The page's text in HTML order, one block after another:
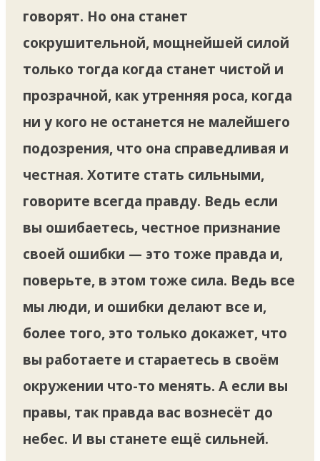
говорят. Но она станет
сокрушительной, мощнейшей силой
только тогда когда станет чистой и
прозрачной, как утренняя роса, когда
ни у кого не останется не малейшего
подозрения, что она справедливая и
честная. Хотите стать сильными,
говорите всегда правду. Ведь если
вы ошибаетесь, честное признание
своей ошибки — это тоже правда и,
поверьте, в этом тоже сила. Ведь все
мы люди, и ошибки делают все и,
более того, это только докажет, что
вы работаете и стараетесь в своём
окружении что-то менять. А если вы
правы, так правда вас вознесёт до
небес. И вы станете ещё сильней.